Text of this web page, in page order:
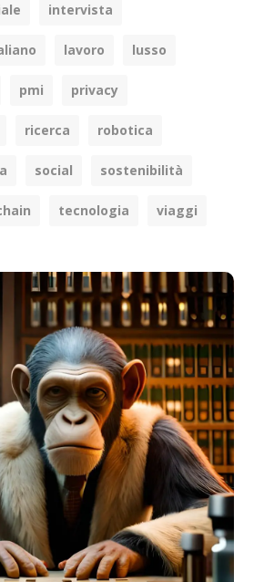
intervista
lavoro lusso
pmi privacy
ricerca robotica
social sostenibilità
tecnologia viaggi